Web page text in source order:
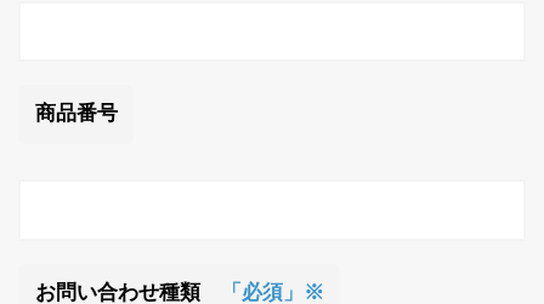
商品番号
お問い合わせ種類 「必須」※